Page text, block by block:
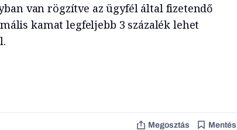
van rögzítve az ügyfél által fizetendő
kamat legfeljebb 3 százalék lehet
Megosztás Mentés